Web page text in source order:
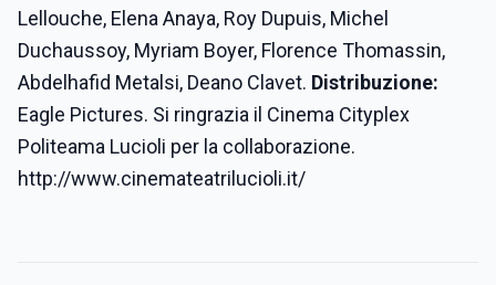
Lellouche, Elena Anaya, Roy Dupuis, Michel
Duchaussoy, Myriam Boyer, Florence Thomassin,
Abdelhafid Metalsi, Deano Clavet. Distribuzione:
Eagle Pictures. Si ringrazia il Cinema Cityplex
Politeama Lucioli per la collaborazione.
http://www.cinemateatrilucioli.it/